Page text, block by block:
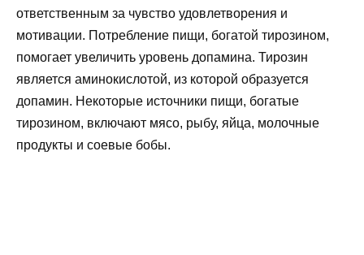
ответственным за чувство удовлетворения и
мотивации. Потребление пищи, богатой тирозином,
помогает увеличить уровень допамина. Тирозин
является аминокислотой, из которой образуется
допамин. Некоторые источники пищи, богатые
тирозином, включают мясо, рыбу, яйца, молочные
продукты и соевые бобы.